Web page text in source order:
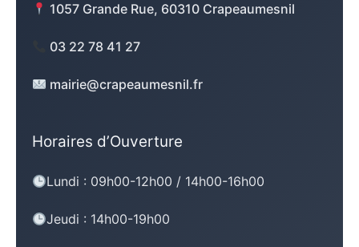
1057 Grande Rue, 60310 Crapeaumesnil
03 22 78 41 27
mairie@crapeaumesnil.fr
Horaires d’Ouverture
Lundi : 09h00-12h00 / 14h00-16h00
Jeudi : 14h00-19h00